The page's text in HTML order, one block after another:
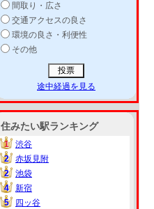
間取り・広さ
交通アクセスの良さ
環境の良さ・利便性
その他
途中経過を見る
住みたい駅ランキング
1
1
渋谷
2
2
赤坂見附
2
2
池袋
4
4
新宿
5
5 四ッ谷